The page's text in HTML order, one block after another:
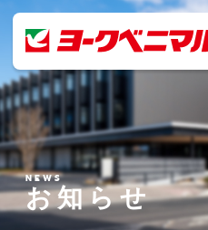
NEWS
お知らせ